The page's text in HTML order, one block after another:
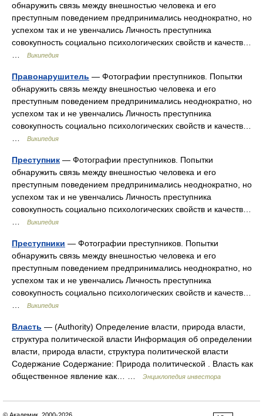
обнаружить связь между внешностью человека и его
преступным поведением предпринимались неоднократно, но
успехом так и не увенчались Личность преступника
совокупность социально психологических свойств и качеств…
Википедия
Правонарушитель — Фотографии преступников. Попытки
обнаружить связь между внешностью человека и его
преступным поведением предпринимались неоднократно, но
успехом так и не увенчались Личность преступника
совокупность социально психологических свойств и качеств…
Википедия
Преступник — Фотографии преступников. Попытки
обнаружить связь между внешностью человека и его
преступным поведением предпринимались неоднократно, но
успехом так и не увенчались Личность преступника
совокупность социально психологических свойств и качеств…
Википедия
Преступники — Фотографии преступников. Попытки
обнаружить связь между внешностью человека и его
преступным поведением предпринимались неоднократно, но
успехом так и не увенчались Личность преступника
совокупность социально психологических свойств и качеств…
Википедия
Власть — (Authority) Определение власти, природа власти,
структура политической власти Информация об определении
власти, природа власти, структура политической власти
Содержание Содержание: Природа политической . Власть как
общественное явление как… …
Энциклопедия инвестора